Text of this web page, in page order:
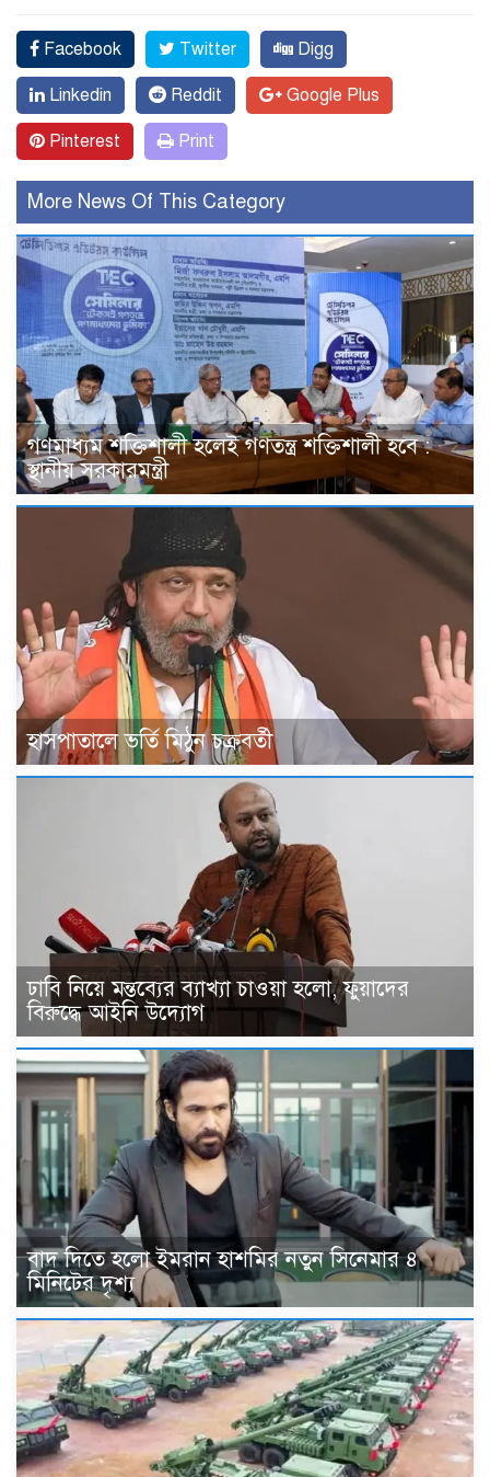
Facebook Twitter Digg
Linkedin Reddit Google Plus
Pinterest Print
More News Of This Category
গণমাধ্যম শক্তিশালী হলেই গণতন্ত্র শক্তিশালী হবে :
স্থানীয় সরকারমন্ত্রী
হাসপাতালে ভর্তি মিঠুন চক্রবর্তী
ঢাবি নিয়ে মন্তব্যের ব্যাখ্যা চাওয়া হলো, ফুয়াদের
বিরুদ্ধে আইনি উদ্যোগ
বাদ দিতে হলো ইমরান হাশমির নতুন সিনেমার ৪
মিনিটের দৃশ্য